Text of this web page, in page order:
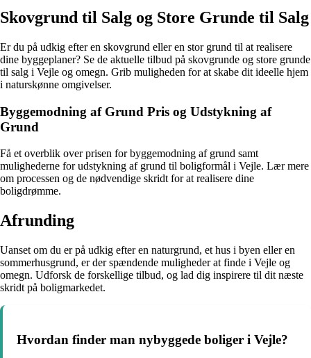
Skovgrund til Salg og Store Grunde til Salg
Er du på udkig efter en skovgrund eller en stor grund til at realisere
dine byggeplaner? Se de aktuelle tilbud på skovgrunde og store grunde
til salg i Vejle og omegn. Grib muligheden for at skabe dit ideelle hjem
i naturskønne omgivelser.
Byggemodning af Grund Pris og Udstykning af
Grund
Få et overblik over prisen for byggemodning af grund samt
mulighederne for udstykning af grund til boligformål i Vejle. Lær mere
om processen og de nødvendige skridt for at realisere dine
boligdrømme.
Afrunding
Uanset om du er på udkig efter en naturgrund, et hus i byen eller en
sommerhusgrund, er der spændende muligheder at finde i Vejle og
omegn. Udforsk de forskellige tilbud, og lad dig inspirere til dit næste
skridt på boligmarkedet.
Hvordan finder man nybyggede boliger i Vejle?